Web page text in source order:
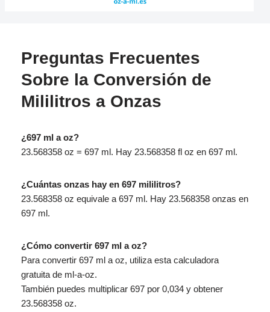
Preguntas Frecuentes
Sobre la Conversión de
Mililitros a Onzas
¿697 ml a oz?
23.568358 oz = 697 ml. Hay 23.568358 fl oz en 697 ml.
¿Cuántas onzas hay en 697 mililitros?
23.568358 oz equivale a 697 ml. Hay 23.568358 onzas en
697 ml.
¿Cómo convertir 697 ml a oz?
Para convertir 697 ml a oz, utiliza esta calculadora
gratuita de ml-a-oz.
También puedes multiplicar 697 por 0,034 y obtener
23.568358 oz.